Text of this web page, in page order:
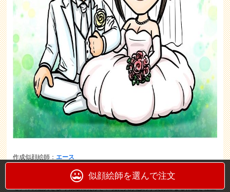
作成似顔絵師： エース
似顔絵グラフィックスで常に人気のある絵師「エース」です。
モデルの魅力をより素敵にえがき、見た人が思わず笑顔になる作品を仕上
似顔絵師を選んで注文